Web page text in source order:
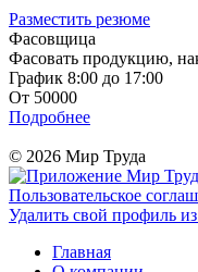
Разместить резюме
Фасовщица
Фасовать продукцию,
График 8:00 до 17:00
От 50000
Подробнее
© 2026 Мир Труда
Пользовательское
Удалить свой профиль
Главная